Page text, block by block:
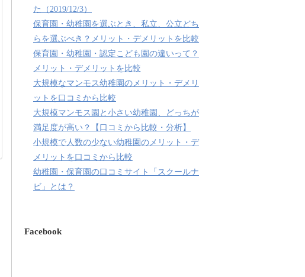
た（2019/12/3）
保育園・幼稚園を選ぶとき、私立、公立どち
らを選ぶべき？メリット・デメリットを比較
保育園・幼稚園・認定こども園の違いって？
メリット・デメリットを比較
大規模なマンモス幼稚園のメリット・デメリ
ットを口コミから比較
大規模マンモス園と小さい幼稚園、どっちが
満足度が高い？【口コミから比較・分析】
小規模で人数の少ない幼稚園のメリット・デ
メリットを口コミから比較
幼稚園・保育園の口コミサイト「スクールナ
ビ」とは？
Facebook